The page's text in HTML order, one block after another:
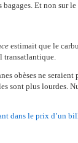
bagages. Et non sur
estimait que le
transatlantique.
obèses ne seraient
sont plus lourdes.
dans le prix d’un